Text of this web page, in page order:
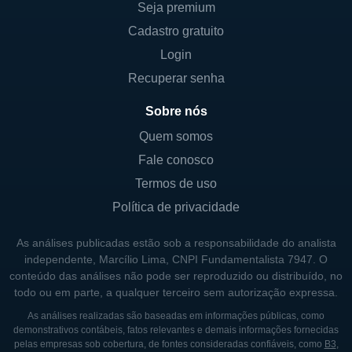
setor de carnes, mas também um exemplo
de como as empresas podem incorporar
práticas sustentáveis em seus negócios. A
empresa tem investido recursos
reduzir suas emissões de carbono, otimizar o
uso de água e promover o bem-estar animal.
Este compromisso com a sustentabilidade
não apenas melhora sua imagem de marca,
mas também atende à crescente demanda
produzidos de maneira mais ética e
responsável.
O portfólio da Tyson Foods inclui marcas
conhecidas como Tyson, Jimmy Dean,
Hillshire Farm, e Sara Lee, que são
Seja premium
Cadastro gratuito
Login
Recuperar senha
Sobre nós
Quem somos
Fale conosco
Termos de uso
Política de privacidade
As análises publicadas estão sob a responsabilidade do analista
independente, Marcílio Lima, CNPI Fundamentalista 7947. O
conteúdo das análises não pode ser reproduzido ou distribuído, no
todo ou em parte, a qualquer terceiro sem autorização expressa.
As análises realizadas são baseadas em informações públicas, como
demonstrativos contábeis, fatos relevantes e demais informações fornecidas
pelas empresas sob cobertura, de fontes consideradas confiáveis, como B3,